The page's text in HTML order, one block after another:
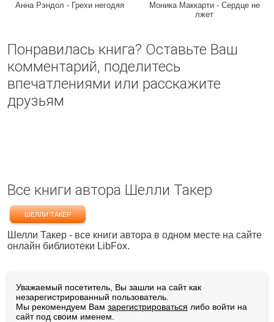
Анна Рэндол - Грехи негодяя
Моника Маккарти - Сердце не
лжет
Понравилась книга? Оставьте Ваш
комментарий, поделитесь
впечатлениями или расскажите
друзьям
Все книги автора Шелли Такер
ШЕЛЛИ ТАКЕР
Шелли Такер - все книги автора в одном месте на сайте
онлайн библиотеки LibFox.
Уважаемый посетитель, Вы зашли на сайт как
незарегистрированный пользователь.
Мы рекомендуем Вам зарегистрироваться либо войти на
сайт под своим именем.